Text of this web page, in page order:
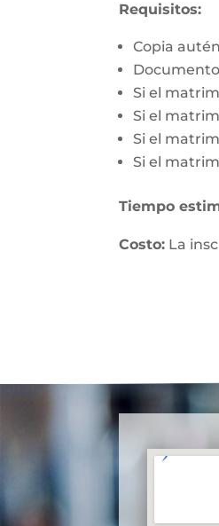
Requisitos:
Copia
Si el
Si el
Si el
Si el
Tiempo
Costo: La